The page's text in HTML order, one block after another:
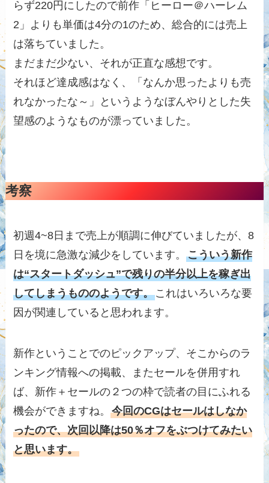
らず220円にしたので前作「ヒーロー＠ハーレム
2」よりも単価は4分の1のため、総合的には売上
は落ちていました。
まだまだ少ない、それが正直な感想です。
それほど達成感はなく、「なんか思ったよりも売
れなかったな～」というようなぼんやりとした失
望感のようなものが漂っていました。
考察
初週4~8日まで売上が順調に伸びていましたが、8
日を境に急激な減少をしています。こういう新作
は“スタートダッシュ”で残りの半分以上を稼ぎ出
してしまうもののようです。これはいろいろな要
因が関連していると思われます。
新作ということでのピックアップ、そこからのラ
ンキング情報への掲載、またセールを併用すれ
ば、新作＋セールの２つの枠で読者の目にふれる
機会ができますね。今回のCGはセールはしなか
ったので、次回以降は50％オフをぶつけてみたい
と思います。